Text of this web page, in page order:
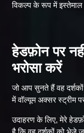
विकल्प के रूप में
हेडफ़ोन पर
भरोसा करें
जो आप सुनते हैं वह
में वॉल्यूम अक्सर स्ट्रीम
उदाहरण के लिए, मेरे